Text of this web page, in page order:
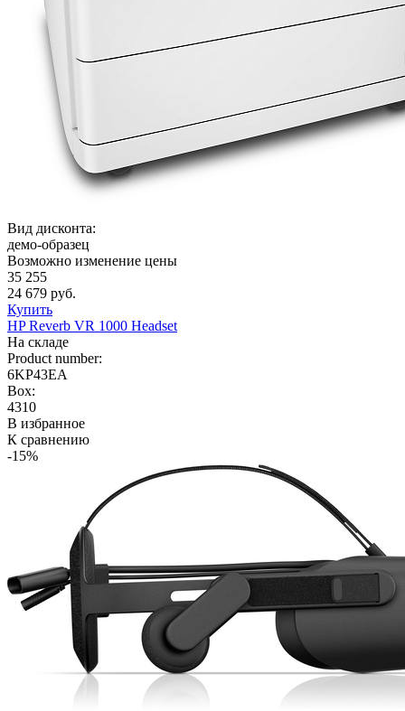
Вид дисконта:
демо-образец
Возможно изменение цены
35 255
24 679 руб.
Купить
HP Reverb VR 1000 Headset
На складе
Product number:
6KP43EA
Box:
4310
В избранное
К сравнению
-15%